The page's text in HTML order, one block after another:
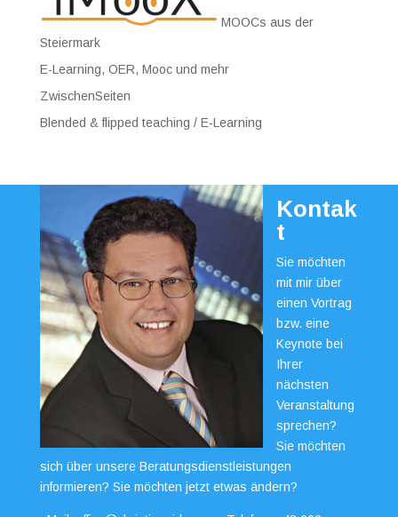
MOOCs aus der
Steiermark
E-Learning, OER, Mooc und mehr
ZwischenSeiten
Blended & flipped teaching / E-Learning
Kontak
t
Sie möchten
mit mir über
einen Vortrag
bzw. eine
Keynote bei
Ihrer
nächsten
Veranstaltung
sprechen?
Sie möchten
sich über unsere Beratungsdienstleistungen
informieren? Sie möchten jetzt etwas ändern?